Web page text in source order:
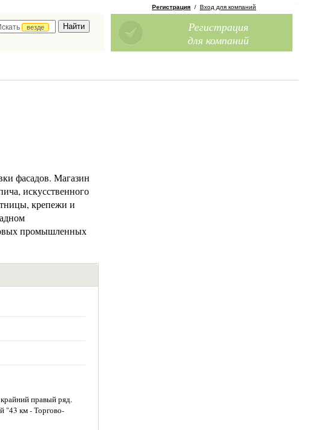
везде
Регистрация / Вход для компаний
Регистрация
для компаний
фасадов. Магазин
искусственного
крепежи и
промышленных
правый ряд.
"43 км - Торгово-